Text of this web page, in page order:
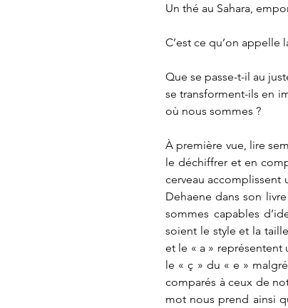
Un thé au Sahara,
C’est ce qu’on appelle
Que se passe-t-il au
se transforment-ils en
où nous sommes ?
À première vue, lire
le déchiffrer et en
cerveau accomplissent
Dehaene dans son
sommes capables
soient le style et la
et le « a »
le « ç » du « e »
comparés à ceux de
mot nous prend ainsi